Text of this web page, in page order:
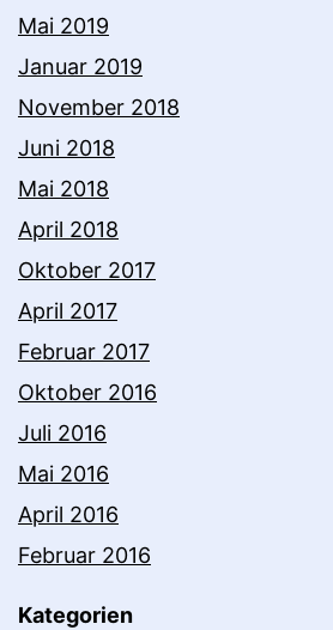
Mai 2019
Januar 2019
November 2018
Juni 2018
Mai 2018
April 2018
Oktober 2017
April 2017
Februar 2017
Oktober 2016
Juli 2016
Mai 2016
April 2016
Februar 2016
Kategorien